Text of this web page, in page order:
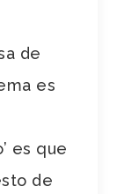
de
es
es que
de